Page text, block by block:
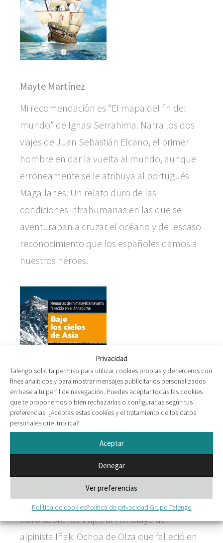
Privacidad
Talengo solicita permiso para utilizar cookies propias y de terceros con
fines analíticos y para mostrar mensajes publicitarios personalizados
en base a tu perfil de navegación. Puedes aceptar todas las cookies
que te proponemos o bien rechazarlas o configurarlas según tus
preferencias. ¿Aceptas estas cookies y el tratamiento de los datos
personales que implica?
Aceptar
Denegar
Ver preferencias
Política de cookiesPolítica de privacidad Grupo Talengo
Mayte Martínez
Mi recomendación es “El mapa del fin del
mundo” de Ignasi Serrahima. Narra los dos
viajes de Juan Sebastián Elcano, el primer
hombre en dar la vuelta al mundo, aunque
erróneamente se le atribuya al portugués
Magallanes. Un relato duro de las
condiciones infrahumanas en las que se
aventuraban a cruzar el océano y del escaso
reconocimiento que los españoles damos a
nuestros héroes.
Manuel Clavel
“Bajo los cielos de Asia” (Iñaki Ochoa de
Olza).
Libro sobre los viajes al Himalaya del
alpinista Iñaki Ochoa de Olza que falleció en